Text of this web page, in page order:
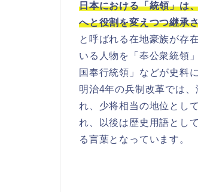
日本における「統領」は
へと役割を変えつつ継承
と呼ばれる在地豪族が存
いる人物を「奉公衆統領
国奉行統領」などが史料
明治4年の兵制改革では
れ、少将相当の地位とし
れ、以後は歴史用語とし
る言葉となっています。